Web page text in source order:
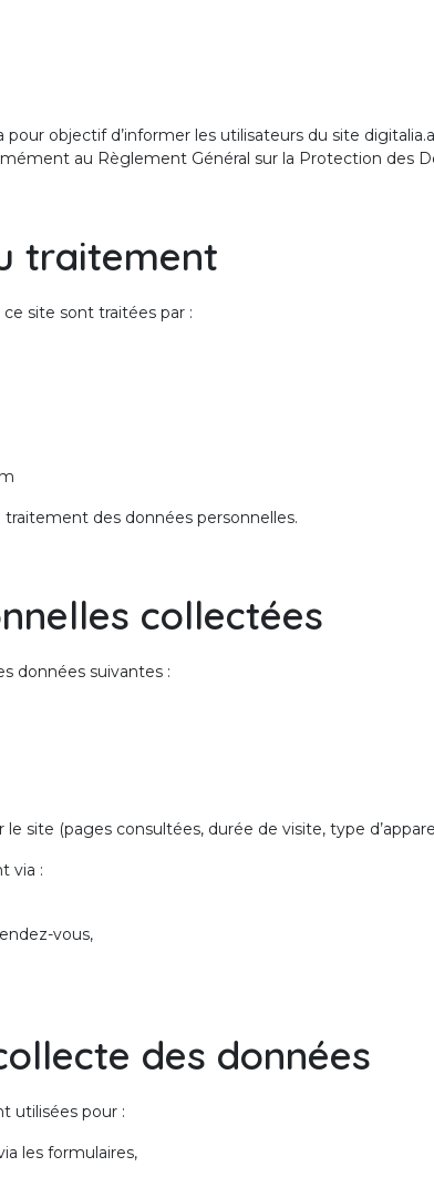
objectif d’informer les utilisateurs du site
au Règlement Général sur la Protection des
traitement
site sont traitées par :
des données personnelles.
collectées
données suivantes :
site (pages consultées, durée de visite, type
via :
vous,
des données
utilisées pour :
les formulaires,